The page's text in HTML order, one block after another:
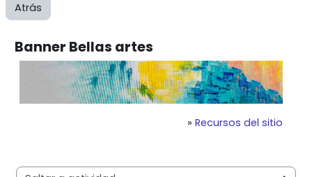
Atrás
Banner Bellas artes
» Recursos del sitio